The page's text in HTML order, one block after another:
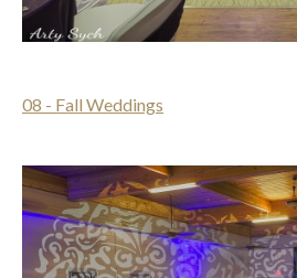
08 - Fall Weddings